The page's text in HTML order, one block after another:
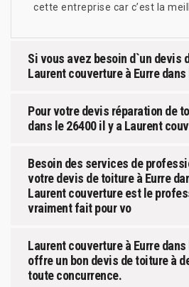
cette entreprise car c’est la
Si vous avez besoin d`un devis
Laurent couverture à Eurre dans
Pour votre devis réparation de
dans le 26400 il y a Laurent
Besoin des services de
votre devis de toiture à Eurre
Laurent couverture est le
vraiment fait pour vo
Laurent couverture à Eurre
offre un bon devis de toiture à
toute concurrence.